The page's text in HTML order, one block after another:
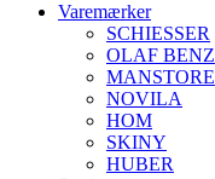
Varemærker
SCHIESSER
OLAF BENZ
MANSTORE
NOVILA
HOM
SKINY
HUBER